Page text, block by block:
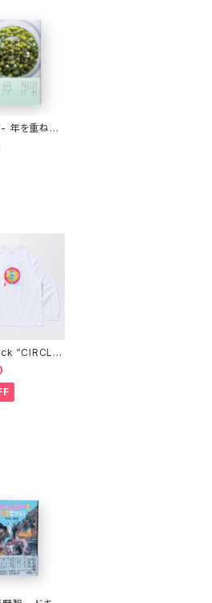
年を重ねて
の手仕事
“CIRCLE
L/S TE